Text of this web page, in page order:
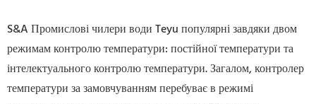
S&A Промислові чилери води Teyu популярні завдяки двом
режимам контролю температури: постійної температури та
інтелектуального контролю температури. Загалом, контролер
температури за замовчуванням перебуває в режимі